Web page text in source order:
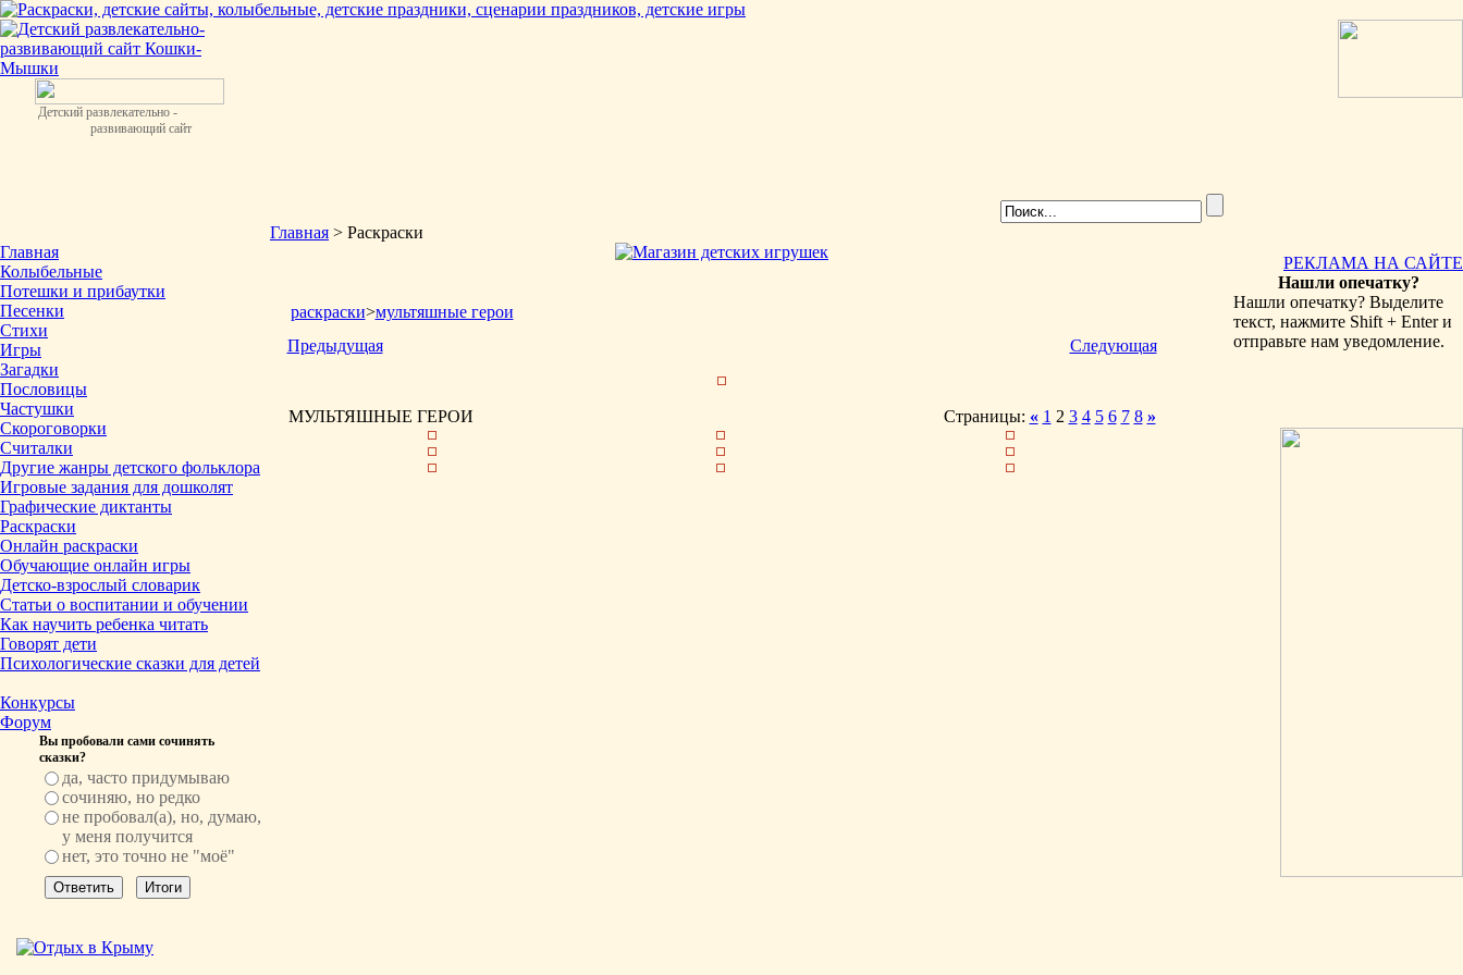
Детский развлекательно -
развивающий сайт
Главная
Колыбельные
Потешки и прибаутки
Песенки
Стихи
Игры
Загадки
Пословицы
Частушки
Скороговорки
Считалки
Другие жанры детского фольклора
Игровые задания для дошколят
Графические диктанты
Раскраски
Онлайн раскраски
Обучающие онлайн игры
Детско-взрослый словарик
Статьи о воспитании и обучении
Как научить ребенка читать
Говорят дети
Психологические сказки для детей
Конкурсы
Форум
Вы пробовали сами сочинять
сказки?
да, часто придумываю
сочиняю, но редко
не пробовал(а), но, думаю,
у меня получится
нет, это точно не "моё"
Главная > Раскраски
раскраски>мультяшные герои
Предыдущая
Следующая
МУЛЬТЯШНЫЕ ГЕРОИ Страницы: « 1 2 3 4 5 6 7 8 »
РЕКЛАМА НА САЙТЕ
Нашли опечатку?
Нашли опечатку? Выделите
текст, нажмите Shift + Enter и
отправьте нам уведомление.